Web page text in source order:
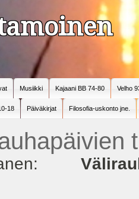
Musiikki Kajaani BB 74-80 Velho
18 Päiväkirjat Filosofia-uskonto jne.